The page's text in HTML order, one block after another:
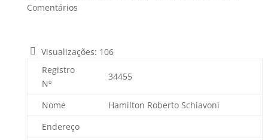
Comentários
Visualizações: 106
Registro
Nº
34455
Nome
Hamilton Roberto Schiavoni
Endereço